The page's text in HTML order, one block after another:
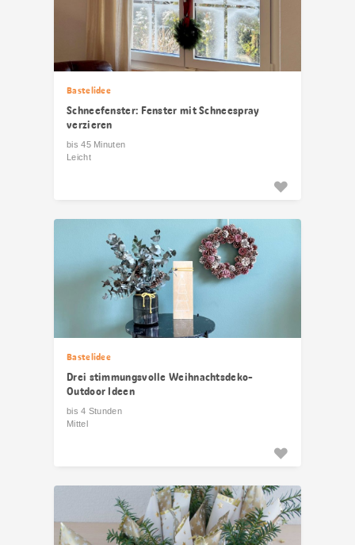
Bastelidee
Schneefenster: Fenster mit Schneespray
verzieren
bis 45 Minuten
Leicht
Bastelidee
Drei stimmungsvolle Weihnachtsdeko-
Outdoor Ideen
bis 4 Stunden
Mittel